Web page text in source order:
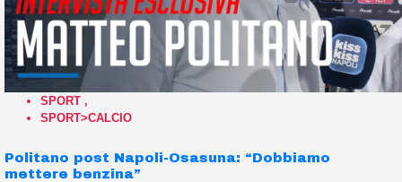
SPORT ,
SPORT>CALCIO
Politano post Napoli-Osasuna: “Dobbiamo
mettere benzina”